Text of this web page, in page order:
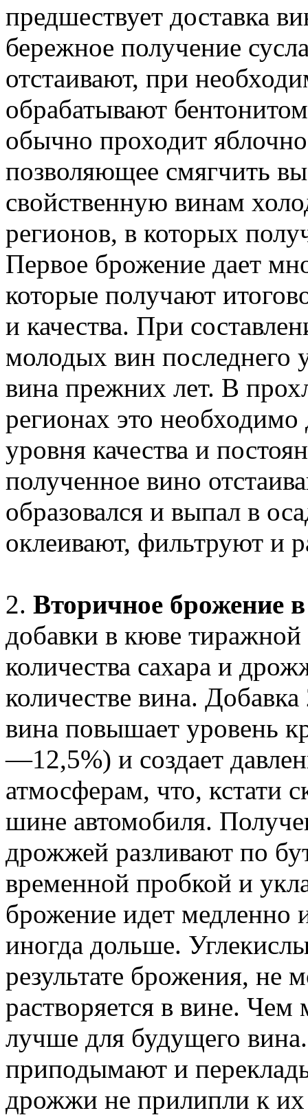
предшествует доставка
бережное получение
отстаивают, при
обрабатывают
обычно проходит
позволяющее смягчить
свойственную винам
регионов, в которых
Первое брожение дает
которые получают
и качества. При
молодых вин последнего
вина прежних лет. В
регионах это
уровня качества и
полученное вино
образовался и выпал в
оклеивают, фильтруют и
2. Вторичное брожение
добавки в кюве
количества сахара и
количестве вина.
вина повышает уровень
—12,5%) и создает
атмосферам, что, кстати
шине автомобиля.
дрожжей разливают по
временной пробкой и
брожение идет медленно
иногда дольше.
результате брожения, не
растворяется в вине.
лучше для будущего
приподымают и
дрожжи не прилипли к их